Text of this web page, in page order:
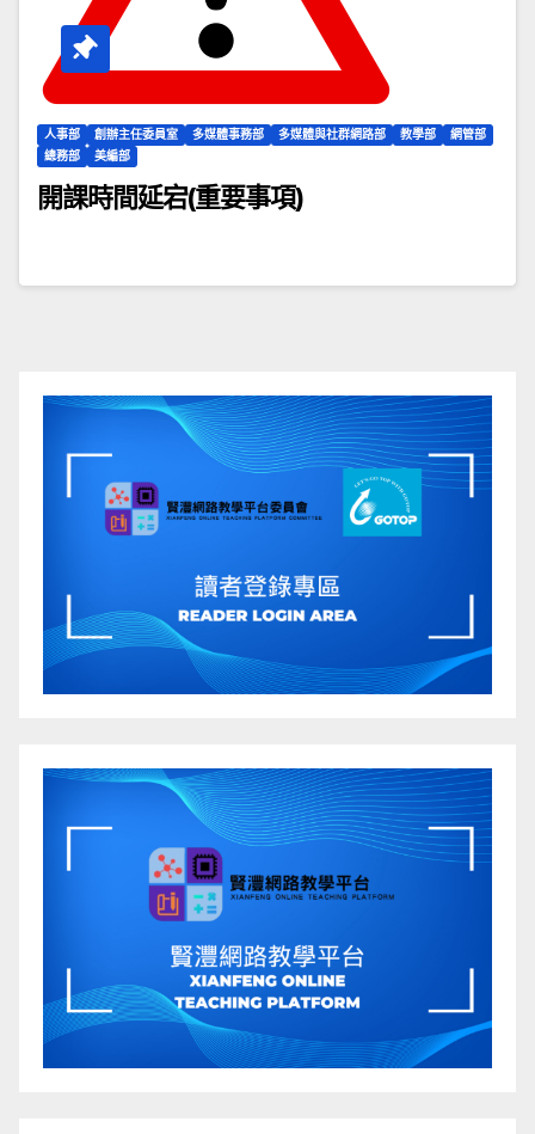
人事部 創辦主任委員室 多媒體事務部 多媒體與社群網路部 教學部
網管部
總務部
美編部
開課時間延宕(重要事項)